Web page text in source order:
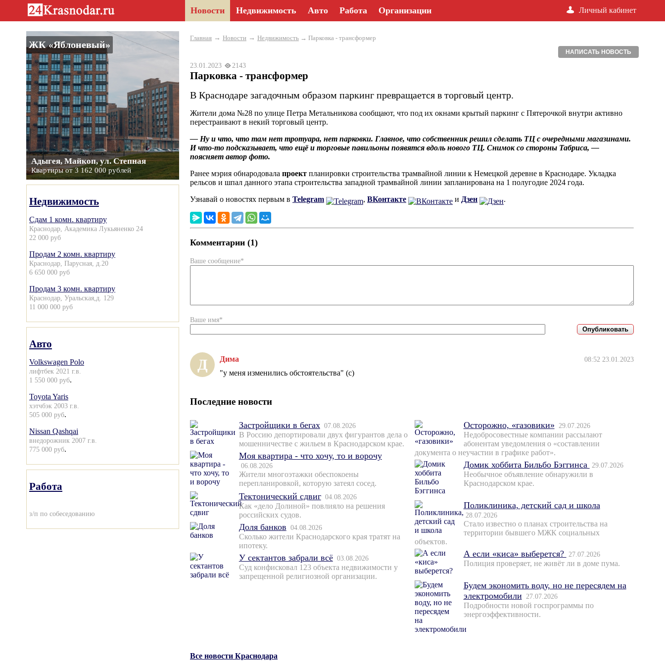
Новости Недвижимость Авто Работа Организации Личный кабинет
ЖК «Яблоневый»
Адыгея, Майкоп, ул. Степная
Квартиры от 3 162 000 рублей
Недвижимость
Сдам 1 комн. квартиру
Краснодар, Академика Лукьяненко 24
22 000 руб
Продам 2 комн. квартиру
Краснодар, Парусная, д.20
6 650 000 руб
Продам 3 комн. квартиру
Краснодар, Уральская,д. 129
11 000 000 руб
Авто
Volkswagen Polo
лифтбек 2021 г.в.
1 550 000 руб.
Toyota Yaris
хэтчбэк 2003 г.в.
505 000 руб.
Nissan Qashqai
внедорожник 2007 г.в.
775 000 руб.
Работа
з/п по собеседованию
Главная → Новости → Недвижимость → Парковка - трансформер
НАПИСАТЬ НОВОСТЬ
23.01.2023 2143
Парковка - трансформер
В Краснодаре загадочным образом паркинг превращается в торговый центр.
Жители дома №28 по улице Петра Метальникова сообщают, что под их окнами крытый паркинг с Пятерочкой внутри активно
перестраивают в некий торговый центр.
— Ну и что, что там нет тротуара, нет парковки. Главное, что собственник решил сделать ТЦ с очередными магазинами.
И что-то подсказывает, что ещё и торговые павильоны появятся вдоль нового ТЦ. Снимок со стороны Табриса, —
поясняет автор фото.
Ранее мэрия обнародовала проект планировки строительства трамвайной линии к Немецкой деревне в Краснодаре. Укладка
рельсов и шпал данного этапа строительства западной трамвайной линии запланирована на 1 полугодие 2024 года.
Узнавай о новостях первым в Telegram , ВКонтакте и Дзен .
Комментарии (1)
Ваше сообщение*
Ваше имя*
Д Дима 08:52 23.01.2023
"у меня изменились обстоятельства" (с)
Последние новости
Застройщики в бегах 07.08.2026
В Россию депортировали двух фигурантов дела о
мошенничестве с жильем в Краснодарском крае.
Моя квартира - что хочу, то и ворочу
06.08.2026
Жители многоэтажки обеспокоены
перепланировкой, которую затеял сосед.
Тектонический сдвиг 04.08.2026
Как «дело Долиной» повлияло на решения
российских судов.
Доля банков 04.08.2026
Сколько жители Краснодарского края тратят на
ипотеку.
У сектантов забрали всё 03.08.2026
Суд конфисковал 123 объекта недвижимости у
запрещенной религиозной организации.
Осторожно, «газовики» 29.07.2026
Недобросовестные компании рассылают
абонентам уведомления о «составлении
документа о неучастии в графике работ».
Домик хоббита Бильбо Бэггинса 29.07.2026
Необычное объявление обнаружили в
Краснодарском крае.
Поликлиника, детский сад и школа
28.07.2026
Стало известно о планах строительства на
территории бывшего МЖК социальных
объектов.
А если «киса» выберется? 27.07.2026
Полиция проверяет, не живёт ли в доме пума.
Будем экономить воду, но не пересядем на
электромобили
27.07.2026
Подробности новой госпрограммы по
энергоэффективности.
Все новости Краснодара